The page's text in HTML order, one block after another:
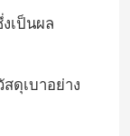
เป็นผล
ดุเบาอย่าง